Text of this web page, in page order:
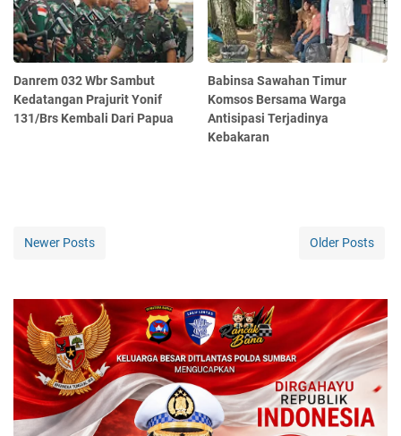
Danrem 032 Wbr Sambut
Kedatangan Prajurit Yonif
131/Brs Kembali Dari Papua
Babinsa Sawahan Timur
Komsos Bersama Warga
Antisipasi Terjadinya
Kebakaran
Newer Posts Older Posts